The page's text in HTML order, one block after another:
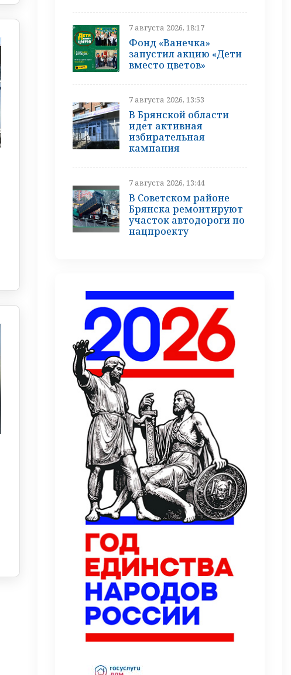
7 августа 2026, 18:17
Фонд «Ванечка»
запустил акцию «Дети
вместо цветов»
7 августа 2026, 13:53
В Брянской области
идет активная
избирательная
кампания
7 августа 2026, 13:44
В Советском районе
Брянска ремонтируют
участок автодороги по
нацпроекту